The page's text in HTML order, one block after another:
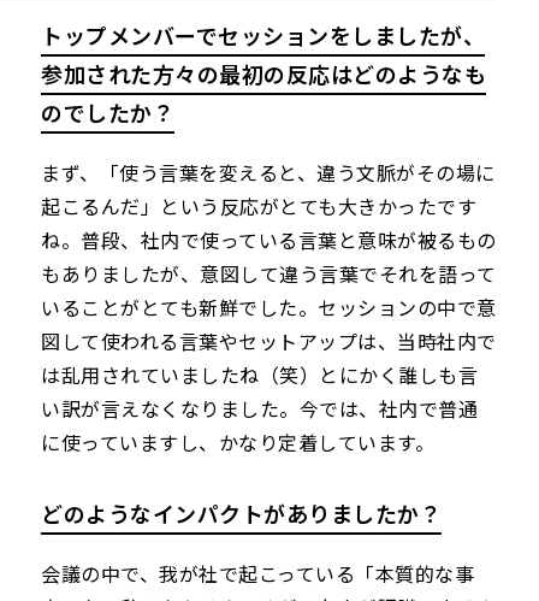
トップメンバーでセッションをしましたが、
参加された方々の最初の反応はどのようなも
のでしたか？
まず、「使う言葉を変えると、違う文脈がその場に
起こるんだ」という反応がとても大きかったです
ね。普段、社内で使っている言葉と意味が被るもの
もありましたが、意図して違う言葉でそれを語って
いることがとても新鮮でした。セッションの中で意
図して使われる言葉やセットアップは、当時社内で
は乱用されていましたね（笑）とにかく誰しも言
い訳が言えなくなりました。今では、社内で普通
に使っていますし、かなり定着しています。
どのようなインパクトがありましたか？
会議の中で、我が社で起こっている「本質的な事